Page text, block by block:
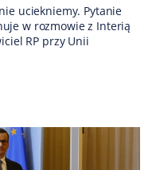
uciekniemy. Pytanie
w rozmowie z Interią
RP przy Unii